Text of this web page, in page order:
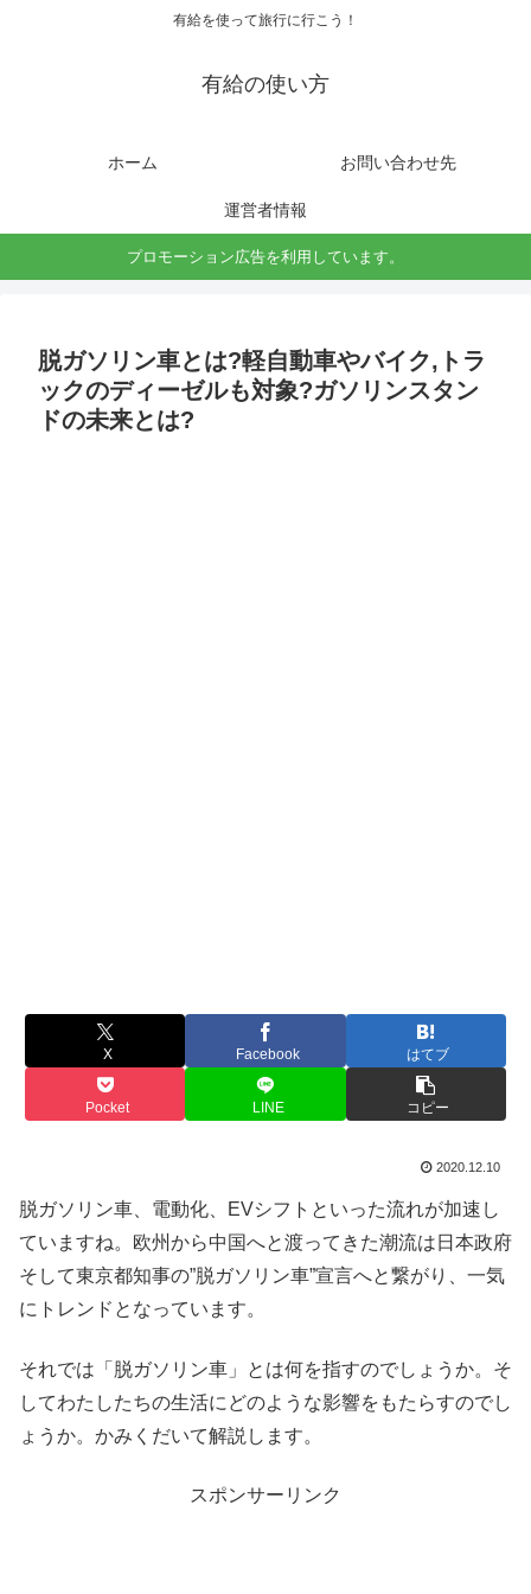
有給を使って旅行に行こう！
有給の使い方
ホーム お問い合わせ先
運営者情報
プロモーション広告を利用しています。
脱ガソリン車とは?軽自動車やバイク,トラ
ックのディーゼルも対象?ガソリンスタン
ドの未来とは?
X Facebook はてブ
Pocket LINE コピー
2020.12.10
脱ガソリン車、電動化、EVシフトといった流れが加速し
ていますね。 欧州から中国へと渡ってきた潮流は日本政府
そして東京都知事の”脱ガソリン車”宣言へと繋がり、一気
にトレンドとなっています。
それでは「脱ガソリン車」とは何を指すのでしょうか。そ
してわたしたちの生活にどのような影響をもたらすのでし
ょうか。かみくだいて解説します。
スポンサーリンク